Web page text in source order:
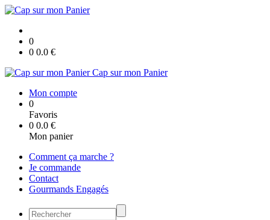
0
0 0.0 €
Cap sur mon Panier
Mon compte
0
Favoris
0 0.0 €
Mon panier
Comment ça marche ?
Je commande
Contact
Gourmands Engagés